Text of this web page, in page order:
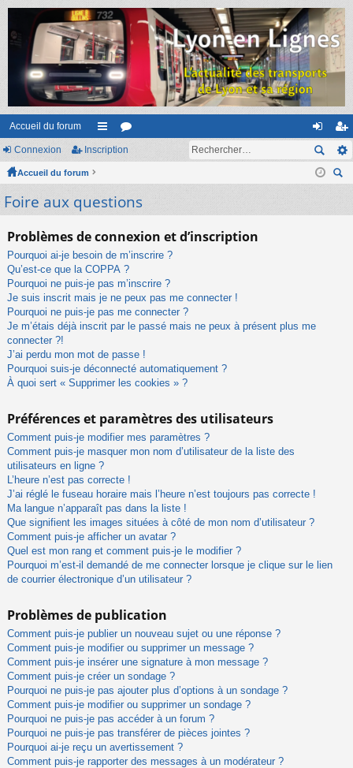
Accueil du forum
ac
ur
s
or
m
on
ne
ns
cri
Connexion Inscription
Accueil du forum
Foire aux questions
Problèmes de connexion et d’inscription
Pourquoi ai-je besoin de m’inscrire ?
Qu’est-ce que la COPPA ?
Pourquoi ne puis-je pas m’inscrire ?
Je suis inscrit mais je ne peux pas me connecter !
Pourquoi ne puis-je pas me connecter ?
Je m’étais déjà inscrit par le passé mais ne peux à présent plus me
connecter ?!
J’ai perdu mon mot de passe !
Pourquoi suis-je déconnecté automatiquement ?
À quoi sert « Supprimer les cookies » ?
Préférences et paramètres des utilisateurs
Comment puis-je modifier mes paramètres ?
Comment puis-je masquer mon nom d’utilisateur de la liste des
utilisateurs en ligne ?
L’heure n’est pas correcte !
J’ai réglé le fuseau horaire mais l’heure n’est toujours pas correcte !
Ma langue n’apparaît pas dans la liste !
Que signifient les images situées à côté de mon nom d’utilisateur ?
Comment puis-je afficher un avatar ?
Quel est mon rang et comment puis-je le modifier ?
Pourquoi m’est-il demandé de me connecter lorsque je clique sur le lien
de courrier électronique d’un utilisateur ?
Problèmes de publication
Comment puis-je publier un nouveau sujet ou une réponse ?
Comment puis-je modifier ou supprimer un message ?
Comment puis-je insérer une signature à mon message ?
Comment puis-je créer un sondage ?
Pourquoi ne puis-je pas ajouter plus d’options à un sondage ?
Comment puis-je modifier ou supprimer un sondage ?
Pourquoi ne puis-je pas accéder à un forum ?
Pourquoi ne puis-je pas transférer de pièces jointes ?
Pourquoi ai-je reçu un avertissement ?
Comment puis-je rapporter des messages à un modérateur ?